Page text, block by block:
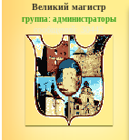
Великий магистр
группа: администраторы
сообщений: 30442